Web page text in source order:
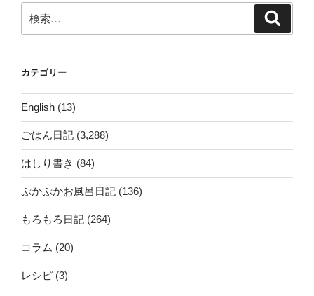
ン
索:
カテゴリー
English (13)
ごはん日記 (3,288)
はしり書き (84)
ぷかぷかお風呂日記 (136)
もろもろ日記 (264)
コラム (20)
レシピ (3)